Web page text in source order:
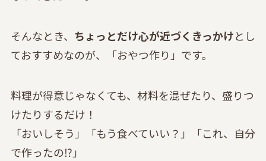
そんなとき、 ちょっとだけ心が近づくきっかけとし
ておすすめなのが、「おやつ作り」です。
料理が得意じゃなくても、材料を混ぜたり、盛りつ
けたりするだけ！
「おいしそう」「もう食べていい？」「これ、自分
で作ったの⁉」